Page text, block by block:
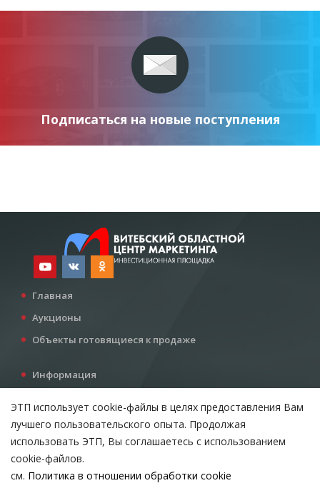
Подписаться на новые поступления
Главная
Аукционы
Объекты готовящиеся к продаже
Информация
Все для инвестора
Контакты
Возникли вопросы?
ЭТП использует cookie-файлы в целях предоставления Вам
лучшего пользовательского опыта. Продолжая
использовать ЭТП, Вы соглашаетесь с использованием
cookie-файлов.
см. Политика в отношении обработки cookie